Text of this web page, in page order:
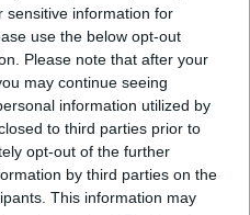
sensitive information for
use the below opt-out
Please note that after your
may continue seeing
information utilized by
to third parties prior to
opt-out of the further
by third parties on the
This information may
EXTRATEREȘTRI,